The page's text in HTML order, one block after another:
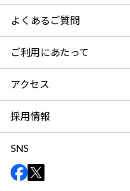
よくあるご質問
ご利用にあたって
アクセス
採用情報
SNS